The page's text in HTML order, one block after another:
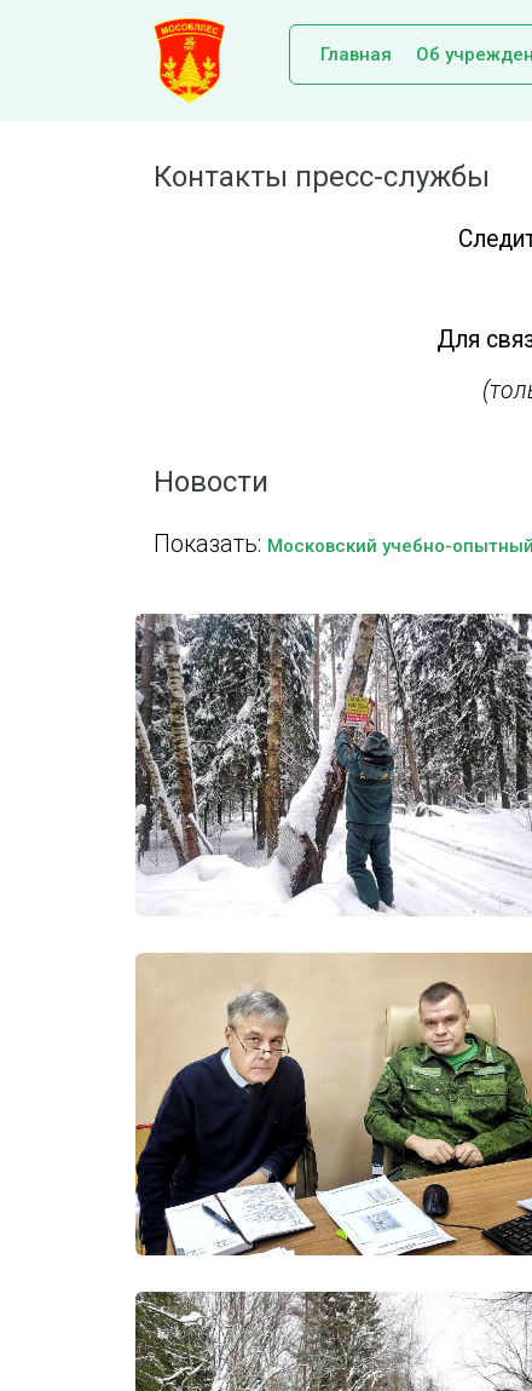
Главная Об
Контакты пресс-службы
Для
Новости
Показать: Московский учебно-